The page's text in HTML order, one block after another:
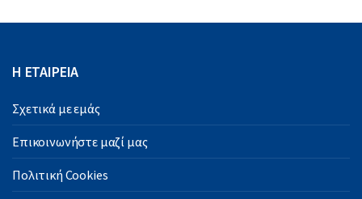
Η ΕΤΑΙΡΕΙΑ
Σχετικά με εμάς
Επικοινωνήστε μαζί μας
Πολιτική Cookies